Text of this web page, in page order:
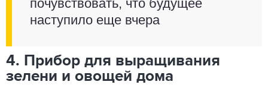
почувствовать, что будущее
наступило еще вчера
4. Прибор для выращивания
зелени и овощей дома